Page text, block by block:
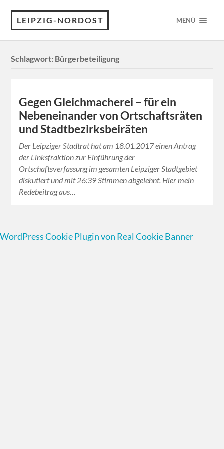
LEIPZIG-NORDOST MENÜ
Schlagwort: Bürgerbeteiligung
Gegen Gleichmacherei – für ein
Nebeneinander von Ortschaftsräten
und Stadtbezirksbeiräten
Der Leipziger Stadtrat hat am 18.01.2017 einen Antrag
der Linksfraktion zur Einführung der
Ortschaftsverfassung im gesamten Leipziger Stadtgebiet
diskutiert und mit 26:39 Stimmen abgelehnt. Hier mein
Redebeitrag aus…
WordPress Cookie Plugin von Real Cookie Banner